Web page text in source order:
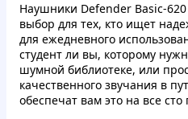
Наушники Defender Basic-
выбор для тех, кто ищет
для ежедневного
студент ли вы, которому
шумной библиотеке, или
качественного звучания в
обеспечат вам это на все сто